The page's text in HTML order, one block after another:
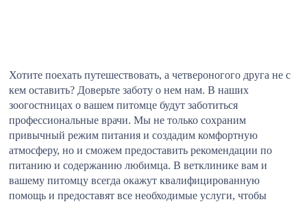
Хотите поехать путешествовать, а четвероногого друга не с
кем оставить? Доверьте заботу о нем нам. В наших
зоогостницах о вашем питомце будут заботиться
профессиональные врачи. Мы не только сохраним
привычный режим питания и создадим комфортную
атмосферу, но и сможем предоставить рекомендации по
питанию и содержанию любимца. В ветклинике вам и
вашему питомцу всегда окажут квалифицированную
помощь и предоставят все необходимые услуги, чтобы